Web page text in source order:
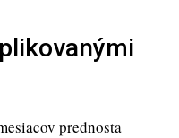
prednosta